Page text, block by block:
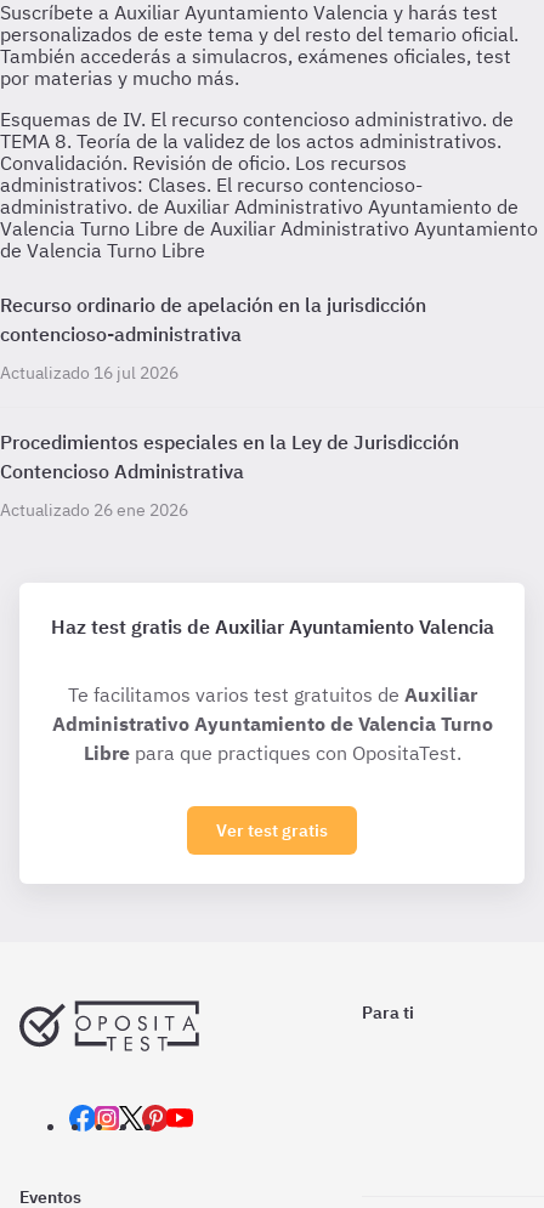
Esquemas de IV. El recurso contencioso administrativo. de
TEMA 8. Teoría de la validez de los actos administrativos.
Convalidación. Revisión de oficio. Los recursos
administrativos: Clases. El recurso contencioso-
administrativo. de Auxiliar Administrativo Ayuntamiento de
Valencia Turno Libre de Auxiliar Administrativo Ayuntamiento
de Valencia Turno Libre
Recurso ordinario de apelación en la jurisdicción
contencioso-administrativa
Actualizado 16 jul 2026
Procedimientos especiales en la Ley de Jurisdicción
Contencioso Administrativa
Actualizado 26 ene 2026
Haz test gratis de Auxiliar Ayuntamiento Valencia
Te facilitamos varios test gratuitos de Auxiliar
Administrativo Ayuntamiento de Valencia Turno
Librepara que practiques con OpositaTest.
Ver test gratis
Para ti
Eventos